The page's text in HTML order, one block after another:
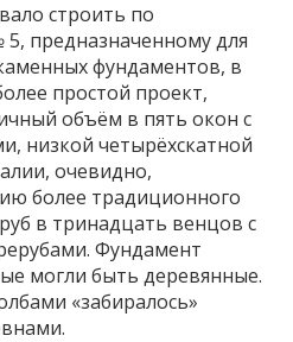
строить по
предназначенному для
фундаментов, в
простой проект,
объём в пять окон с
низкой четырёхскатной
очевидно,
более традиционного
в тринадцать венцов с
Фундамент
могли быть деревянные.
«забиралось»